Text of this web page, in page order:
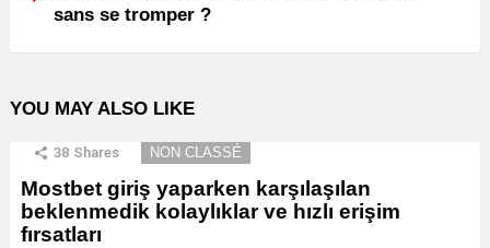
sans se tromper ?
YOU MAY ALSO LIKE
38 Shares NON CLASSÉ
Mostbet giriş yaparken karşılaşılan
beklenmedik kolaylıklar ve hızlı erişim
fırsatları